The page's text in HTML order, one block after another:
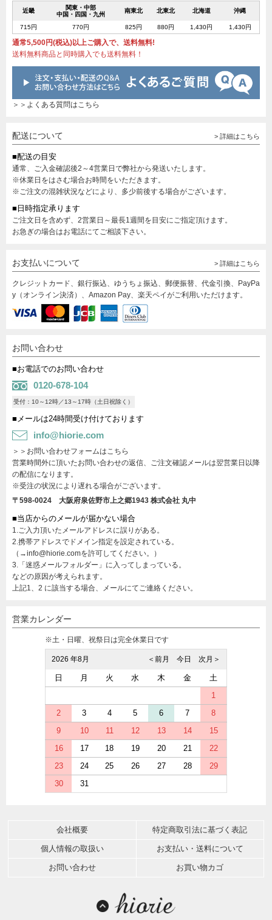
近畿
関東・中部
中国・四国・九州
南東北 北東北 北海道 沖縄
715円 770円 825円 880円 1,430円 1,430円
通常5,500円(税込)以上ご購入で、送料無料!
送料無料商品と同時購入でも送料無料！
＞＞よくある質問はこちら
配送について > 詳細はこちら
■配送の目安
通常、ご入金確認後2～4営業日で弊社から発送いたします。
※休業日をはさむ場合お時間をいただきます。
※ご注文の混雑状況などにより、多少前後する場合がございます。
■日時指定承ります
ご注文日を含めず、2営業日～最長1週間を目安にご指定頂けます。
お急ぎの場合はお電話にてご相談下さい。
お支払いについて > 詳細はこちら
クレジットカード、銀行振込、ゆうちょ振込、郵便振替、代金引換、PayPa
y（オンライン決済）、Amazon Pay、楽天ペイがご利用いただけます。
お問い合わせ
■お電話でのお問い合わせ
0120-678-104
受付：10～12時／13～17時（土日祝除く）
■メールは24時間受け付けております
info@hiorie.com
＞＞お問い合わせフォームはこちら
営業時間外に頂いたお問い合わせの返信、ご注文確認メールは翌営業日以降
の配信になります。
※受注の状況により遅れる場合がございます。
〒598-0024 大阪府泉佐野市上之郷1943 株式会社 丸中
■当店からのメールが届かない場合
1.ご入力頂いたメールアドレスに誤りがある。
2.携帯アドレスでドメイン指定を設定されている。
（→info@hiorie.comを許可してください。）
3.「迷惑メールフォルダー」に入ってしまっている。
などの原因が考えられます。
上記1、2 に該当する場合、メールにてご連絡ください。
営業カレンダー
※土・日曜、祝祭日は完全休業日です
2026 年8月 次月＞
今日
＜前月
日 月 火 水 木 金
土
1
2
3 4 5 6 7
8
9
10 11 12 13 14
15
16
17 18 19 20 21
22
23
24 25 26 27 28
29
30
31
会社概要 特定商取引法に基づく表記
個人情報の取扱い お支払い・送料について
お問い合わせ お買い物カゴ